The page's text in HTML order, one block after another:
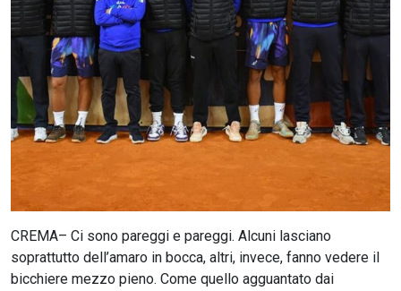
CREMA– Ci sono pareggi e pareggi. Alcuni lasciano
soprattutto dell’amaro in bocca, altri, invece, fanno vedere il
bicchiere mezzo pieno. Come quello agguantato dai